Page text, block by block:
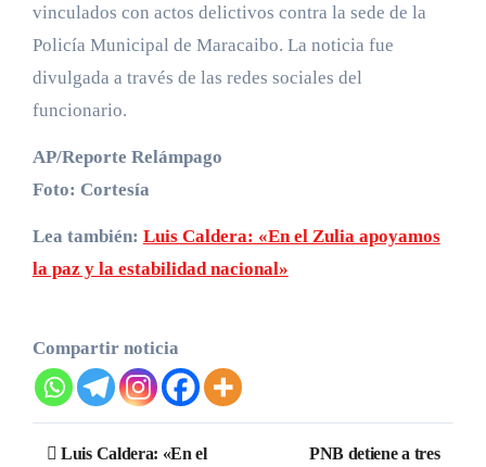
vinculados con actos delictivos contra la sede de la
Policía Municipal de Maracaibo. La noticia fue
divulgada a través de las redes sociales del
funcionario.
AP/Reporte Relámpago
Foto: Cortesía
Lea también: Luis Caldera: «En el Zulia apoyamos
la paz y la estabilidad nacional»
Compartir noticia
Navegación
Luis Caldera: «En el
PNB detiene a tres